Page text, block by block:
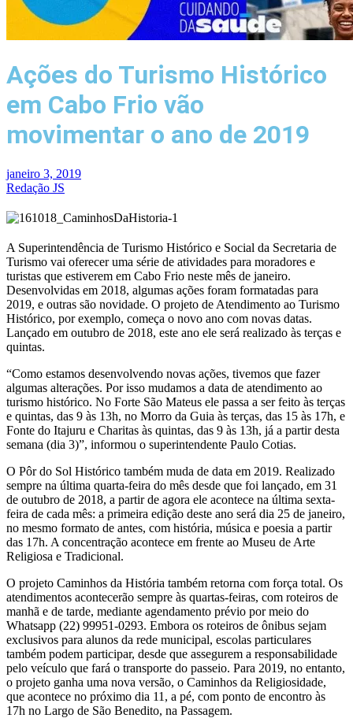
Ações do Turismo Histórico
em Cabo Frio vão
movimentar o ano de 2019
janeiro 3, 2019
Redação JS
A Superintendência de Turismo Histórico e Social da Secretaria de
Turismo vai oferecer uma série de atividades para moradores e
turistas que estiverem em Cabo Frio neste mês de janeiro.
Desenvolvidas em 2018, algumas ações foram formatadas para
2019, e outras são novidade. O projeto de Atendimento ao Turismo
Histórico, por exemplo, começa o novo ano com novas datas.
Lançado em outubro de 2018, este ano ele será realizado às terças e
quintas.
“Como estamos desenvolvendo novas ações, tivemos que fazer
algumas alterações. Por isso mudamos a data de atendimento ao
turismo histórico. No Forte São Mateus ele passa a ser feito às terças
e quintas, das 9 às 13h, no Morro da Guia às terças, das 15 às 17h, e
Fonte do Itajuru e Charitas às quintas, das 9 às 13h, já a partir desta
semana (dia 3)”, informou o superintendente Paulo Cotias.
O Pôr do Sol Histórico também muda de data em 2019. Realizado
sempre na última quarta-feira do mês desde que foi lançado, em 31
de outubro de 2018, a partir de agora ele acontece na última sexta-
feira de cada mês: a primeira edição deste ano será dia 25 de janeiro,
no mesmo formato de antes, com história, música e poesia a partir
das 17h. A concentração acontece em frente ao Museu de Arte
Religiosa e Tradicional.
O projeto Caminhos da História também retorna com força total. Os
atendimentos acontecerão sempre às quartas-feiras, com roteiros de
manhã e de tarde, mediante agendamento prévio por meio do
Whatsapp (22) 99951-0293. Embora os roteiros de ônibus sejam
exclusivos para alunos da rede municipal, escolas particulares
também podem participar, desde que assegurem a responsabilidade
pelo veículo que fará o transporte do passeio. Para 2019, no entanto,
o projeto ganha uma nova versão, o Caminhos da Religiosidade,
que acontece no próximo dia 11, a pé, com ponto de encontro às
17h no Largo de São Benedito, na Passagem.